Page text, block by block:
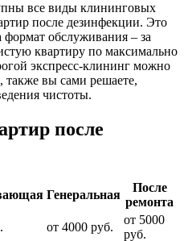
все виды клининговых
после дезинфекции. Это
обслуживания – за
квартиру по максимально
экспресс-клининг можно
также вы сами решаете,
чистоты.
после
Генеральная
После
ремонта
от 4000 руб.
от 5000
руб.